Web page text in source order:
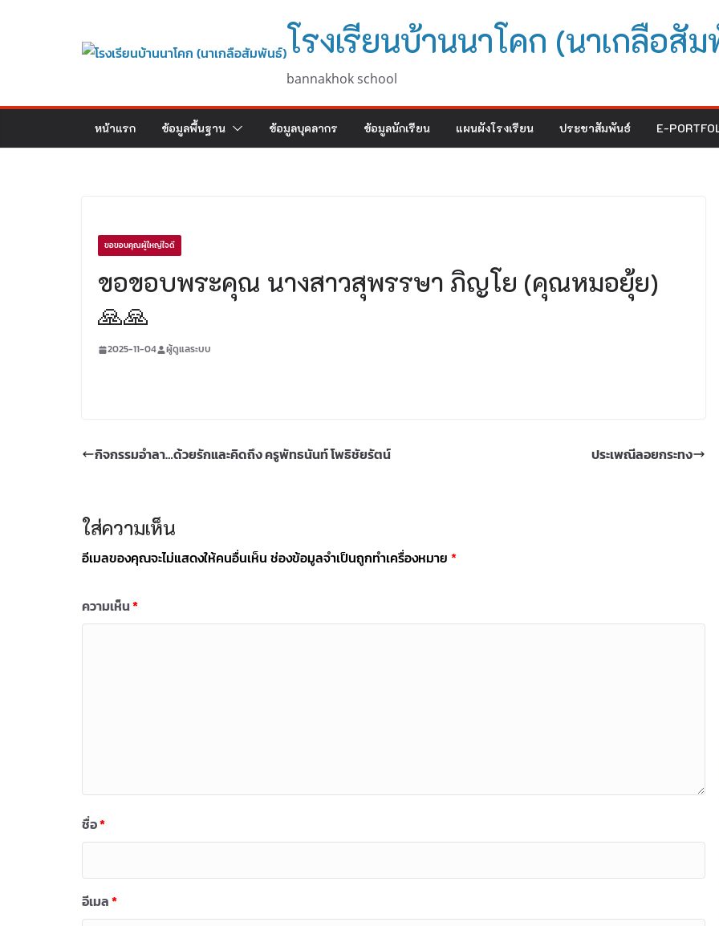
โรงเรียนบ้านนาโคก (นาเกลือสั
bannakhok school
หน้าแรก ข้อมูลพื้นฐาน ข้อมูลบุคลากร ข้อมูลนักเรียน แผนผังโรงเรียน ประชาสัมพันธ์ E-
ขอขอบคุณผู้ใหญ่ใจดี
ขอขอบพระคุณ นางสาวสุพรรษา ภิญโย (คุณหมอยุ้ย)
🙏🙏
2025-11-04 ผู้ดูแลระบบ
กิจกรรมอำลา…ด้วยรักและคิดถึง ครูพัทธนันท์ โพธิชัยรัตน์ ประเพณีลอยกระทง
ใส่ความเห็น
อีเมลของคุณจะไม่แสดงให้คนอื่นเห็น ช่องข้อมูลจำเป็นถูกทำเครื่องหมาย *
ความเห็น*
ชื่อ*
อีเมล*